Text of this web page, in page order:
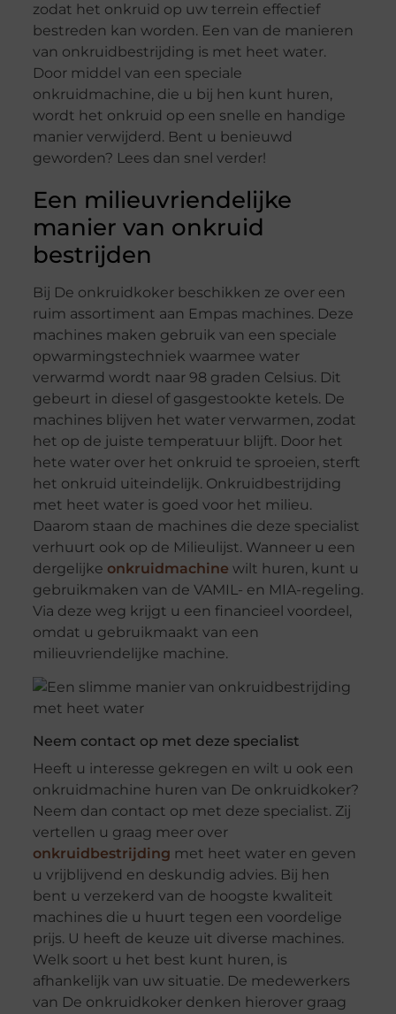
zodat het onkruid op uw terrein effectief
bestreden kan worden. Een van de manieren
van onkruidbestrijding is met heet water.
Door middel van een speciale
onkruidmachine, die u bij hen kunt huren,
wordt het onkruid op een snelle en handige
manier verwijderd. Bent u benieuwd
geworden? Lees dan snel verder!
Een milieuvriendelijke
manier van onkruid
bestrijden
Bij De onkruidkoker beschikken ze over een
ruim assortiment aan Empas machines. Deze
machines maken gebruik van een speciale
opwarmingstechniek waarmee water
verwarmd wordt naar 98 graden Celsius. Dit
gebeurt in diesel of gasgestookte ketels. De
machines blijven het water verwarmen, zodat
het op de juiste temperatuur blijft. Door het
hete water over het onkruid te sproeien, sterft
het onkruid uiteindelijk. Onkruidbestrijding
met heet water is goed voor het milieu.
Daarom staan de machines die deze specialist
verhuurt ook op de Milieulijst. Wanneer u een
dergelijke onkruidmachine wilt huren, kunt u
gebruikmaken van de VAMIL- en MIA-regeling.
Via deze weg krijgt u een financieel voordeel,
omdat u gebruikmaakt van een
milieuvriendelijke machine.
Neem contact op met deze specialist
Heeft u interesse gekregen en wilt u ook een
onkruidmachine huren van De onkruidkoker?
Neem dan contact op met deze specialist. Zij
vertellen u graag meer over
onkruidbestrijding met heet water en geven
u vrijblijvend en deskundig advies. Bij hen
bent u verzekerd van de hoogste kwaliteit
machines die u huurt tegen een voordelige
prijs. U heeft de keuze uit diverse machines.
Welk soort u het best kunt huren, is
afhankelijk van uw situatie. De medewerkers
van De onkruidkoker denken hierover graag